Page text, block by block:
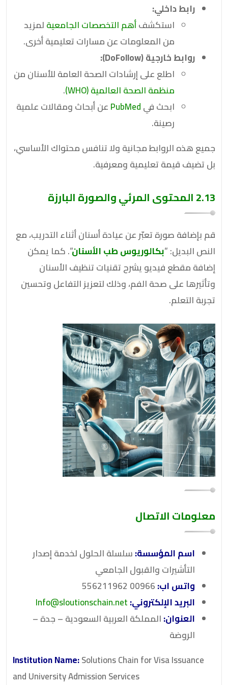
رابط داخلي:
استكشفأهم التخصصات الجامعيةلمزيد
من المعلومات عن مسارات تعليمية أخرى.
روابط خارجية (DoFollow):
اطلع على إرشادات الصحة العامة للأسنان من
منظمة الصحة العالمية (WHO)
.
ابحث فيPubMedعن أبحاث ومقالات علمية
رصينة.
جميع هذه الروابط مجانية ولا تنافس محتواك الأساسي،
بل تضيف قيمة تعليمية ومعرفية.
2.13 المحتوى المرئي والصورة البارزة
قم بإضافة صورة تعبّر عن عيادة أسنان أثناء التدريب، مع
النص البديل: “بكالوريوس طب الأسنان“. كما يمكن
إضافة مقطع فيديو يشرح تقنيات تنظيف الأسنان
وتأثيرها على صحة الفم، وذلك لتعزيز التفاعل وتحسين
تجربة التعلم.
معلومات الاتصال
اسم المؤسسة:سلسلة الحلول لخدمة إصدار
التأشيرات والقبول الجامعي
واتس اب:
البريد الإلكتروني:Info@sloutionschain.net
العنوان:المملكة العربية السعودية – جدة –
الروضة
Institution Name:Solutions Chain for Visa Issuance
and University Admission Services